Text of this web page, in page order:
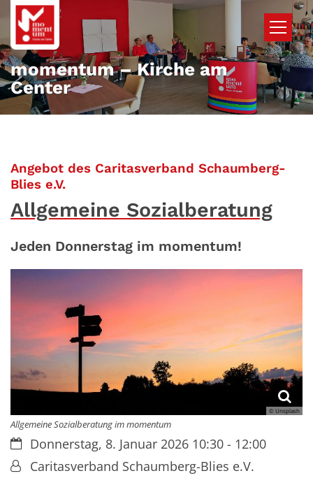
Zum Inhalt springen
momentum – Kirche am
Center
Angebot des Caritasverband Schaumberg-
Blies e.V.:
Allgemeine Sozialberatung
Jeden Donnerstag im momentum!
© Unsplash
Allgemeine Sozialberatung im momentum
Datum:Donnerstag, 8. Januar 2026 10:30 - 12:00
Von:Caritasverband Schaumberg-Blies e.V.